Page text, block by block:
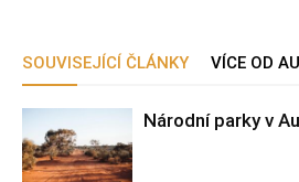
SOUVISEJÍCÍ ČLÁNKY VÍCE OD
Národní parky v